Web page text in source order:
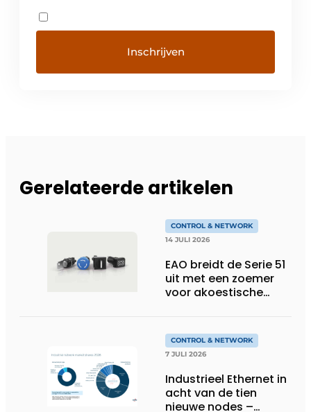
Gerelateerde artikelen
CONTROL & NETWORK
14 JULI 2026
EAO breidt de Serie 51
uit met een zoemer
voor akoestische
CONTROL & NETWORK
7 JULI 2026
Industrieel Ethernet in
acht van de tien
nieuwe nodes –